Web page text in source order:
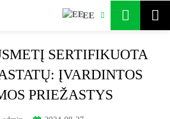
EE
SERTIFIKUOTA
ĮVARDINTOS
PRIEŽASTYS